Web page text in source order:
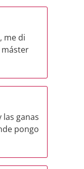
me di
máster
ganas
pongo